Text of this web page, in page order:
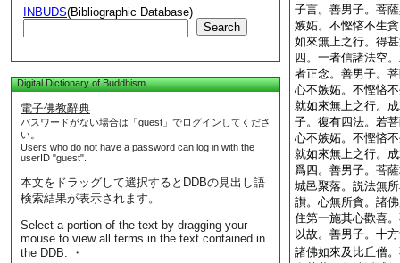
INBUDS(Bibliographic Database)
Search
Digital Dictionary of Buddhism
電子佛教辭典
パスワードがない場合は「guest」でログインしてくださ
い。
Users who do not have a password can log in with the
userID "guest".
本文をドラッグして選択するとDDBの見出し語
検索結果が表示されます。
Select a portion of the text by dragging your
mouse to view all terms in the text contained in
the DDB. ・
子言。善男子。菩
嫉妬。不慳悋不生
如來無上之行。得
四。一者信諸法空
者正念。善男子。
心不嫉妬。不慳悋
就如來無上之行。
子。復有四法。若
心不嫉妬。不慳悋
就如來無上之行。
爲四。善男子。菩
城邑聚落。説法無
讃。心無所貪。諸
住第一施其心歡喜
以故。善男子。十
諸佛如來及比丘僧